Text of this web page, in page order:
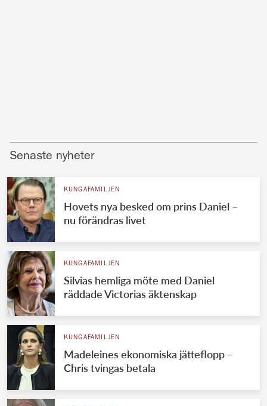
Senaste nyheter
KUNGAFAMILJEN
Hovets nya besked om prins Daniel –
nu förändras livet
KUNGAFAMILJEN
Silvias hemliga möte med Daniel
räddade Victorias äktenskap
KUNGAFAMILJEN
Madeleines ekonomiska jätteflopp –
Chris tvingas betala